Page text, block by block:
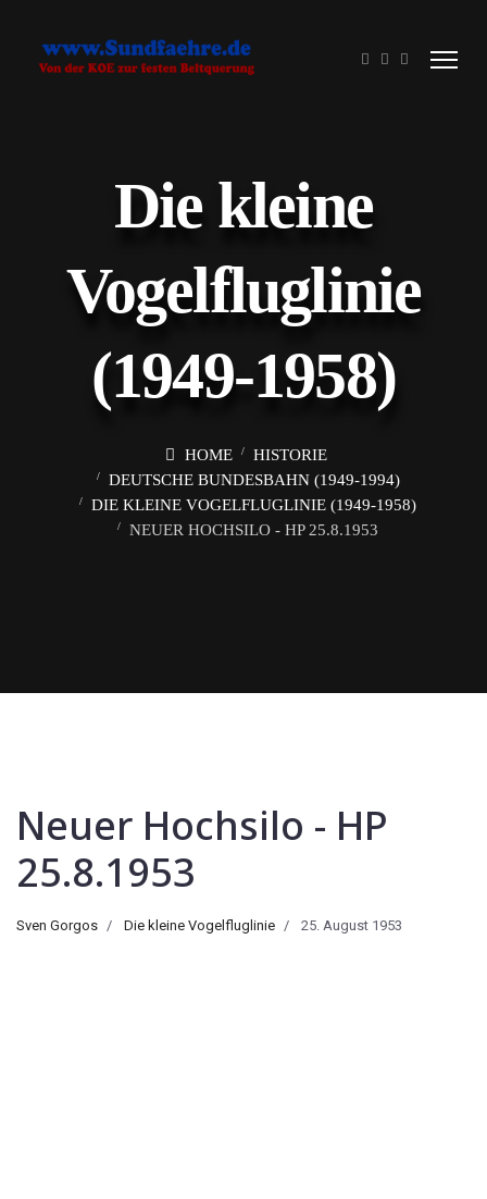
Die kleine
Vogelfluglinie
(1949-1958)
HOME
HISTORIE
DEUTSCHE BUNDESBAHN (1949-1994)
DIE KLEINE VOGELFLUGLINIE (1949-1958)
NEUER HOCHSILO - HP 25.8.1953
Neuer Hochsilo - HP
25.8.1953
Sven Gorgos Die kleine Vogelfluglinie 25. August 1953